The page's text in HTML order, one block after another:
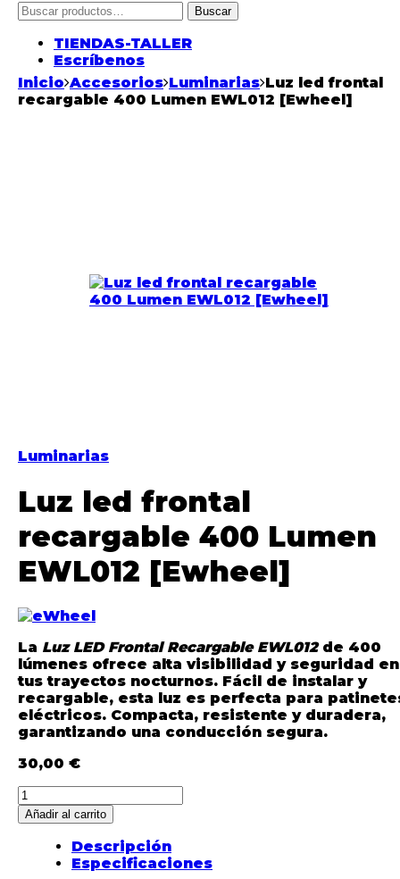
Buscar
por:
Buscar
TIENDAS-TALLER
Escríbenos
Inicio Accesorios Luminarias Luz led frontal
recargable 400 Lumen EWL012 [Ewheel]
Luminarias
Luz led frontal
recargable 400 Lumen
EWL012 [Ewheel]
La Luz LED Frontal Recargable EWL012de 400
lúmenes ofrece alta visibilidad y seguridad en
tus trayectos nocturnos. Fácil de instalar y
recargable, esta luz es perfecta para
eléctricos. Compacta, resistente y duradera,
garantizando una conducción segura.
30,00 €
Luz
led
frontal
recargable
Añadir al carrito
Descripción
Especificaciones